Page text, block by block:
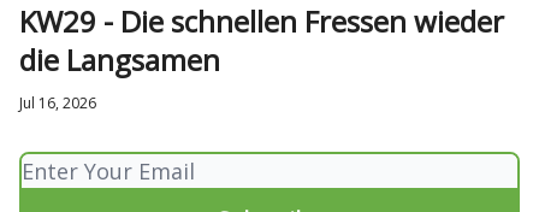
KW29 - Die schnellen Fressen wieder
die Langsamen
Jul 16, 2026